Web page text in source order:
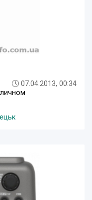
07.04.2013, 00:34